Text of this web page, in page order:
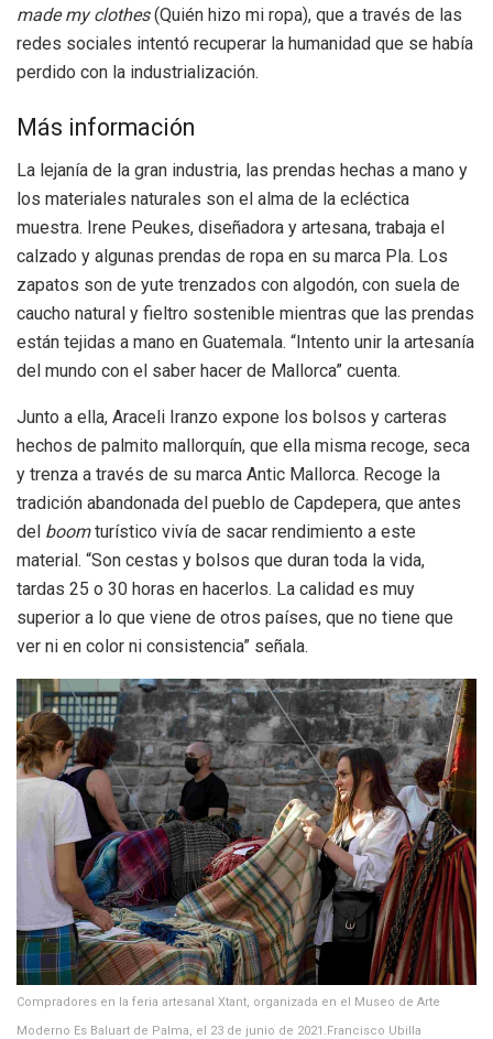
made my clothes(Quién hizo mi ropa), que a través de las
redes sociales intentó recuperar la humanidad que se había
perdido con la industrialización.
Más información
La lejanía de la gran industria, las prendas hechas a mano y
los materiales naturales son el alma de la ecléctica
muestra. Irene Peukes, diseñadora y artesana, trabaja el
calzado y algunas prendas de ropa en su marca Pla. Los
zapatos son de yute trenzados con algodón, con suela de
caucho natural y fieltro sostenible mientras que las prendas
están tejidas a mano en Guatemala. “Intento unir la artesanía
del mundo con el saber hacer de Mallorca” cuenta.
Junto a ella, Araceli Iranzo expone los bolsos y carteras
hechos de palmito mallorquín, que ella misma recoge, seca
y trenza a través de su marca Antic Mallorca. Recoge la
tradición abandonada del pueblo de Capdepera, que antes
del boomturístico vivía de sacar rendimiento a este
material. “Son cestas y bolsos que duran toda la vida,
tardas 25 o 30 horas en hacerlos. La calidad es muy
superior a lo que viene de otros países, que no tiene que
ver ni en color ni consistencia” señala.
Compradores en la feria artesanal Xtant, organizada en el Museo de Arte
Moderno Es Baluart de Palma, el 23 de junio de 2021. Francisco Ubilla